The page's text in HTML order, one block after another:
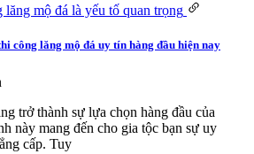
công lăng mộ đá uy tín hàng đầu hiện nay
trở thành sự lựa chọn hàng đầu của
này mang đến cho gia tộc bạn sự uy
cấp. Tuy